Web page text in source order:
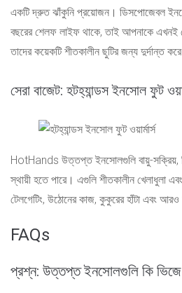
একটি দ্রুত ঝাঁকুনি প্রয়োজন। ডিসপোজেবল
বছরের শেলফ লাইফ থাকে, তাই আপনাকে এখনই
তাদের কয়েকটি শীতকালীন ছুটির জন্য দুর্দান্ত
সেরা বাজেট: হটহ্যান্ডস ইনসোল ফুট
HotHands উত্তপ্ত ইনসোলগুলি বায়ু-সক্রিয়,
স্থায়ী হতে পারে। এগুলি শীতকালীন খেলাধুলা
টেলগেটিং, উঠোনের কাজ, কুকুরের হাঁটা এবং
FAQs
প্রশ্ন: উত্তপ্ত ইনসোলগুলি কি ভিজে